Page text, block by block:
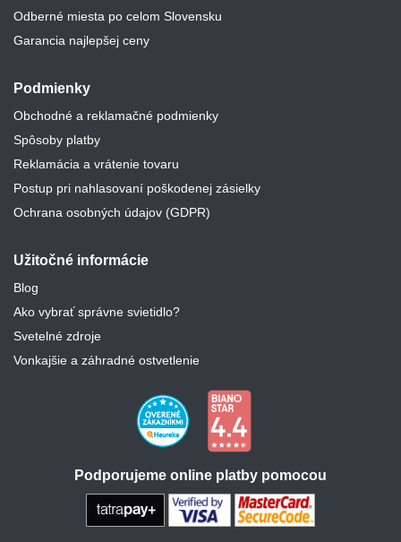
Odberné miesta po celom Slovensku
Garancia najlepšej ceny
Podmienky
Obchodné a reklamačné podmienky
Spôsoby platby
Reklamácia a vrátenie tovaru
Postup pri nahlasovaní poškodenej zásielky
Ochrana osobných údajov (GDPR)
Užitočné informácie
Blog
Ako vybrať správne svietidlo?
Svetelné zdroje
Vonkajšie a záhradné ostvetlenie
Podporujeme online platby pomocou